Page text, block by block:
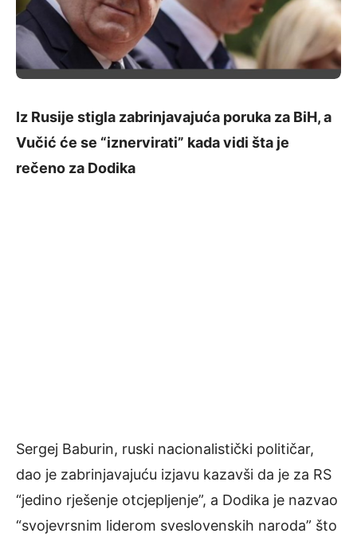
Iz Rusije stigla zabrinjavajuća poruka za BiH, a
Vučić će se “iznervirati” kada vidi šta je
rečeno za Dodika
Sergej Baburin, ruski nacionalistički političar,
dao je zabrinjavajuću izjavu kazavši da je za RS
“jedino rješenje otcjepljenje”, a Dodika je nazvao
“svojevrsnim liderom sveslovenskih naroda” što